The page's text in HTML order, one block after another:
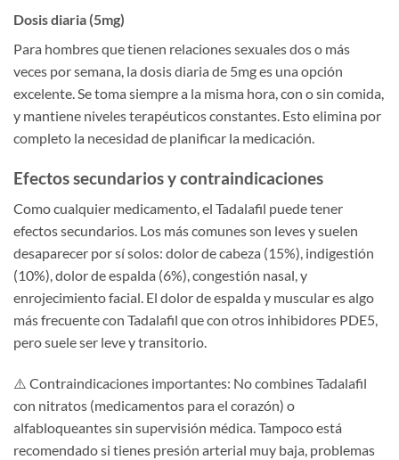
Dosis diaria (5mg)
Para hombres que tienen relaciones sexuales dos o más
veces por semana, la dosis diaria de 5mg es una opción
excelente. Se toma siempre a la misma hora, con o sin comida,
y mantiene niveles terapéuticos constantes. Esto elimina por
completo la necesidad de planificar la medicación.
Efectos secundarios y contraindicaciones
Como cualquier medicamento, el Tadalafil puede tener
efectos secundarios. Los más comunes son leves y suelen
desaparecer por sí solos: dolor de cabeza (15%), indigestión
(10%), dolor de espalda (6%), congestión nasal, y
enrojecimiento facial. El dolor de espalda y muscular es algo
más frecuente con Tadalafil que con otros inhibidores PDE5,
pero suele ser leve y transitorio.
⚠️ Contraindicaciones importantes: No combines Tadalafil
con nitratos (medicamentos para el corazón) o
alfabloqueantes sin supervisión médica. Tampoco está
recomendado si tienes presión arterial muy baja, problemas